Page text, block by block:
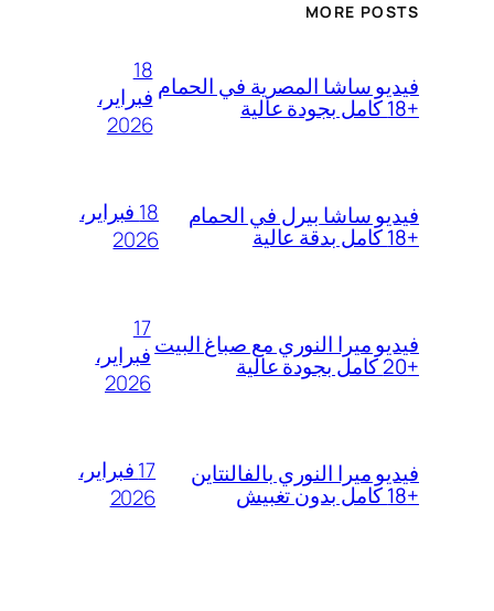
MORE POSTS
فيديو ساشا المصرية في الحمام
+18 كامل بجودة عالية
18
فبراير،
2026
فيديو ساشا بيرل في الحمام
+18 كامل بدقة عالية
18 فبراير،
2026
فيديو ميرا النوري مع صباغ البيت
+20 كامل بجودة عالية
17
فبراير،
2026
فيديو ميرا النوري بالفالنتاين
+18 كامل بدون تغبيش
17 فبراير،
2026